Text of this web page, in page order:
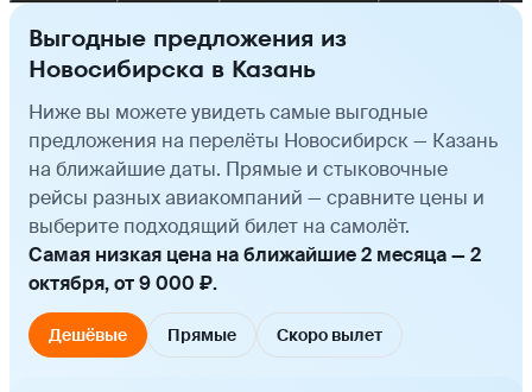
Выгодные предложения из
Новосибирска в Казань
Ниже вы можете увидеть самые выгодные
предложения на перелёты Новосибирск — Казань
на ближайшие даты. Прямые и стыковочные
рейсы разных авиакомпаний — сравните цены и
выберите подходящий билет на самолёт.
Самая низкая цена на ближайшие 2 месяца — 2
октября, от 9 000 ₽.
Дешёвые Прямые Скоро вылет